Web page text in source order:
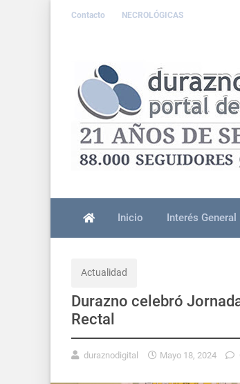
Contacto NECROLÓGICAS
Inicio Interés General
Actualidad
Durazno celebró
Rectal
duraznodigital Mayo 18, 2024